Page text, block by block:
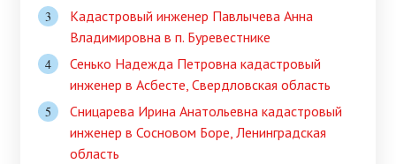
Кадастровый инженер Павлычева Анна
Владимировна в п. Буревестнике
Сенько Надежда Петровна кадастровый
инженер в Асбесте, Свердловская область
Сницарева Ирина Анатольевна кадастровый
инженер в Сосновом Боре, Ленинградская
область